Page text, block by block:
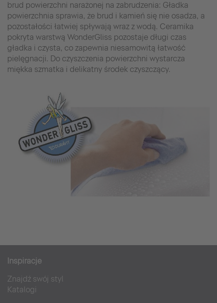
brud powierzchni narażonej na zabrudzenia: Gładka
powierzchnia sprawia, że brud i kamień się nie osadza, a
pozostałości łatwiej spływają wraz z wodą. Ceramika
pokryta warstwą WonderGliss pozostaje długi czas
gładka i czysta, co zapewnia niesamowitą łatwość
pielęgnacji. Do czyszczenia powierzchni wystarcza
miękka szmatka i delikatny środek czyszczący.
Inspiracje
Znajdź swój styl
Katalogi